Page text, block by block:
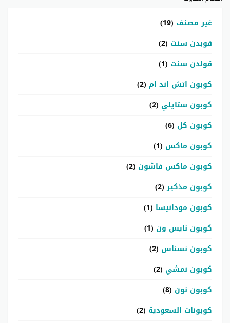
غير مصنف (19)
قوبدن سنت (2)
قولدن سنت (1)
كوبون اتش اند ام (2)
كوبون ستايلي (2)
كوبون كل (6)
كوبون ماكس (1)
كوبون ماكس فاشون (2)
كوبون مذكير(2)
كوبون مودانيسا (1)
كوبون نايس ون (1)
كوبون نسناس (2)
كوبون نمشي (2)
كوبون نون (8)
كوبونات السعودية (2)